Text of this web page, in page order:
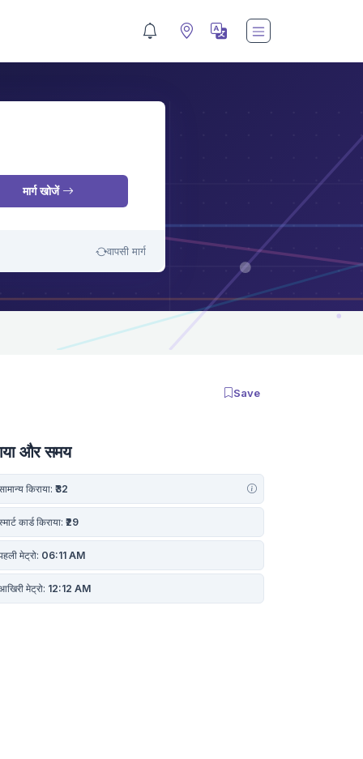
मार्ग खोजें
वापसी मार्ग
Save
और समय
किराया: ₹32
कार्ड किराया: ₹29
मेट्रो: 06:11 AM
मेट्रो: 12:12 AM